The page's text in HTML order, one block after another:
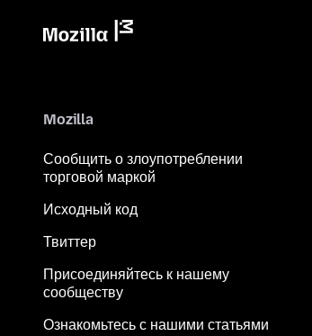
Mozilla
Сообщить о злоупотреблении
торговой маркой
Исходный код
Твиттер
Присоединяйтесь к нашему
сообществу
Ознакомьтесь с нашими статьями